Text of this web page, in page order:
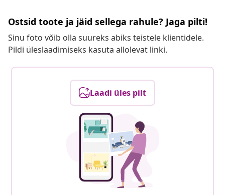
Ostsid toote ja jäid sellega rahule? Jaga pilti!
Sinu foto võib olla suureks abiks teistele klientidele.
Pildi üleslaadimiseks kasuta allolevat linki.
Laadi üles pilt